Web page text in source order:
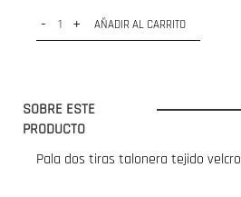
- + AÑADIR AL CARRITO
SOBRE ESTE
PRODUCTO
Pala dos tiras talonera tejido velcro